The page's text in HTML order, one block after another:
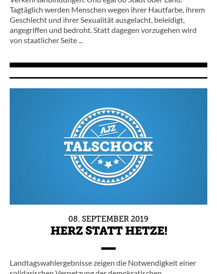
Tagtäglich werden Menschen wegen ihrer Hautfarbe, ihrem
Geschlecht und ihrer Sexualität ausgelacht, beleidigt,
angegriffen und bedroht. Statt dagegen vorzugehen wird
von staatlicher Seite ...
08. SEPTEMBER 2019
HERZ STATT HETZE!
Landtagswahlergebnisse zeigen die Notwendigkeit einer